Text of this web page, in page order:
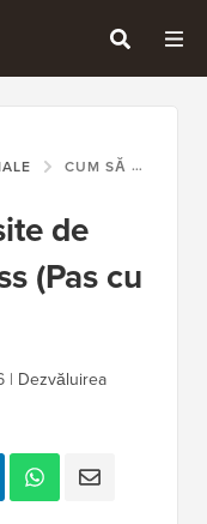
CUM SĂ CREAȚI UN SITE DE JOCURI CU WORDPRESS (PAS CU PAS)
de
(Pas cu
| Dezvăluirea